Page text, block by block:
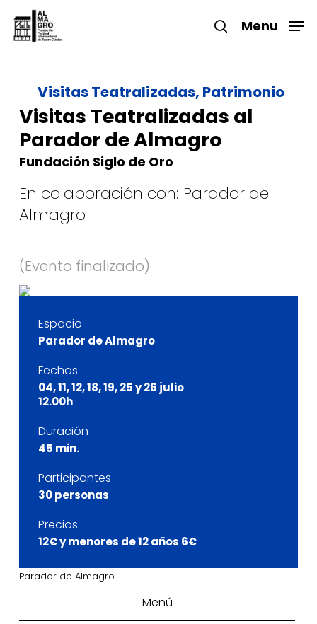
main
search
Menu
Visitas Teatralizadas, Patrimonio
Visitas Teatralizadas al
Parador de Almagro
Fundación Siglo de Oro
En colaboración con: Parador de
Almagro
Espacio
Parador de Almagro
Fechas
04, 11, 12, 18, 19, 25 y 26 julio
12.00h
Duración
45 min.
Participantes
30 personas
Precios
12€ y menores de 12 años 6€
Parador de Almagro
Menú